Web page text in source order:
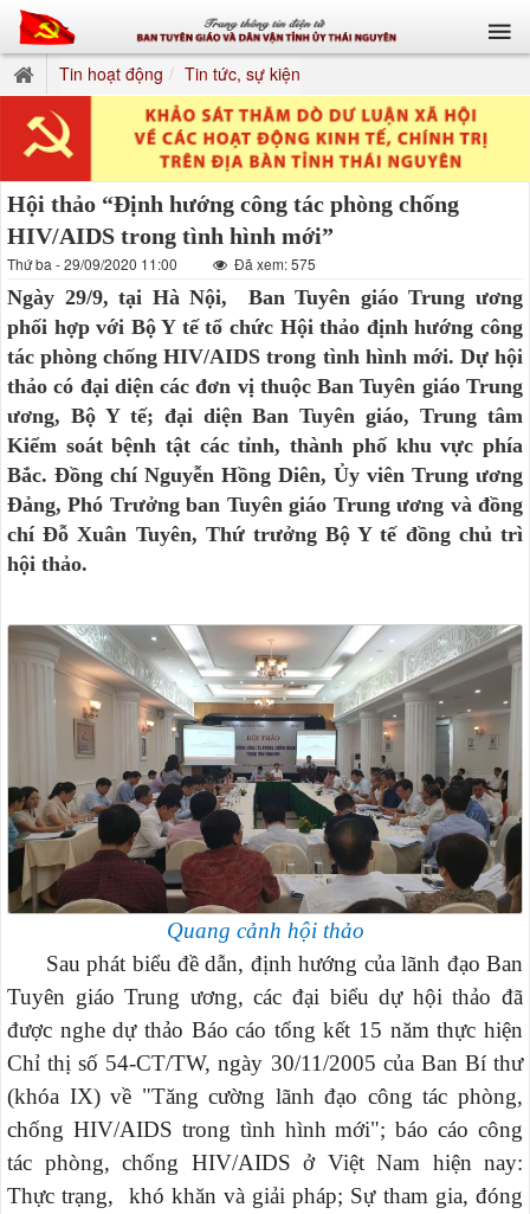
Tin hoạt động Tin tức, sự kiện
Hội thảo “Định hướng công tác phòng chống
HIV/AIDS trong tình hình mới”
Thứ ba - 29/09/2020 11:00 Đã xem: 575
Ngày 29/9, tại Hà Nội, Ban Tuyên giáo Trung ương
phối hợp với Bộ Y tế tổ chức Hội thảo định hướng công
tác phòng chống HIV/AIDS trong tình hình mới. Dự hội
thảo có đại diện các đơn vị thuộc Ban Tuyên giáo Trung
ương, Bộ Y tế; đại diện Ban Tuyên giáo, Trung tâm
Kiểm soát bệnh tật các tỉnh, thành phố khu vực phía
Bắc. Đồng chí Nguyễn Hồng Diên, Ủy viên Trung ương
Đảng, Phó Trưởng ban Tuyên giáo Trung ương và đồng
chí Đỗ Xuân Tuyên, Thứ trưởng Bộ Y tế đồng chủ trì
hội thảo.
Quang cảnh hội thảo
Sau phát biểu đề dẫn, định hướng của lãnh đạo Ban
Tuyên giáo Trung ương, các đại biểu dự hội thảo đã
được nghe dự thảo Báo cáo tổng kết 15 năm thực hiện
Chỉ thị số 54-CT/TW, ngày 30/11/2005 của Ban Bí thư
(khóa IX) về "Tăng cường lãnh đạo công tác phòng,
chống HIV/AIDS trong tình hình mới"; báo cáo công
tác phòng, chống HIV/AIDS ở Việt Nam hiện nay:
Thực trạng, khó khăn và giải pháp; Sự tham gia, đóng